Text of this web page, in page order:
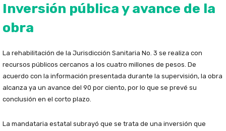
Inversión pública y avance de la
obra
La rehabilitación de la Jurisdicción Sanitaria No. 3 se realiza con
recursos públicos cercanos a los cuatro millones de pesos. De
acuerdo con la información presentada durante la supervisión, la obra
alcanza ya un avance del 90 por ciento, por lo que se prevé su
conclusión en el corto plazo.
La mandataria estatal subrayó que se trata de una inversión que